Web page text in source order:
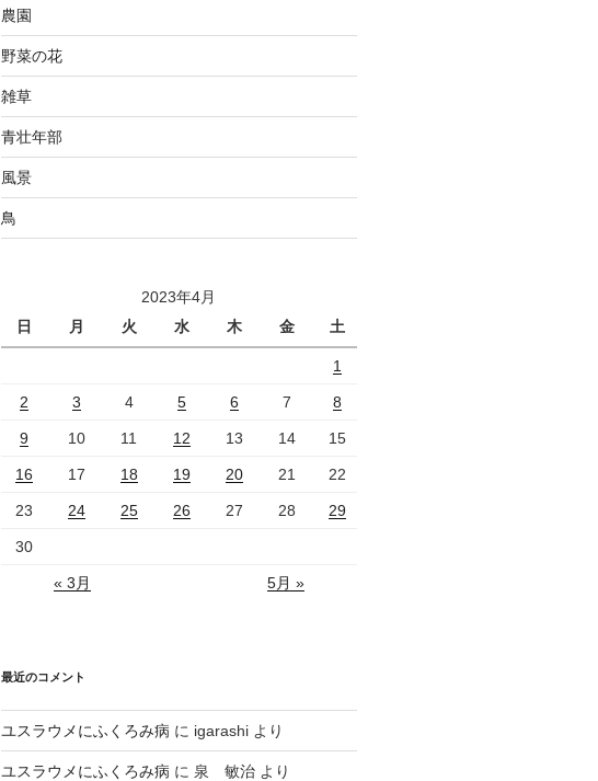
農園
野菜の花
雑草
青壮年部
風景
鳥
2023年4月
日
月 火 水 木 金 土
1
2 3 4 5 6 7 8
9 10 11 12 13 14 15
16 17 18 19 20 21 22
23 24 25 26 27 28 29
30
« 3月 5月 »
最近のコメント
ユスラウメにふくろみ病 に igarashiより
ユスラウメにふくろみ病 に 泉 敏治より